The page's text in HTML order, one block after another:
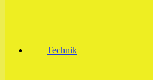
Technik